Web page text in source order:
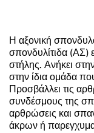
Η αξονική
σπονδυλίτιδα (ΑΣ)
στήλης. Ανήκει
στην ίδια ομάδα
Προσβάλλει τις
συνδέσμους της
αρθρώσεις και
άκρων ή